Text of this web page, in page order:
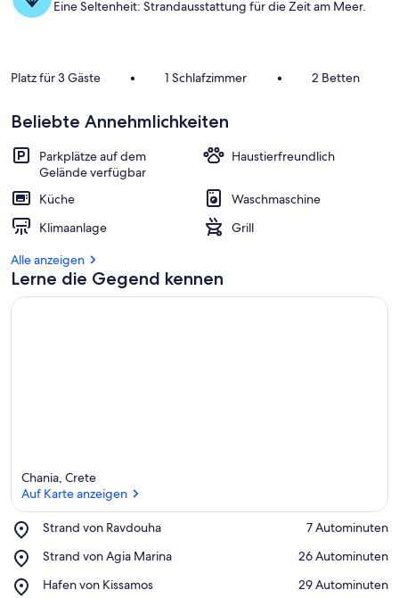
Unterkunftsgelände
Eine Seltenheit: Strandausstattung für die Zeit am Meer.
Platz für 3 Gäste • 1 Schlafzimmer • 2 Betten
Beliebte Annehmlichkeiten
Parkplätze auf dem
Gelände verfügbar
Haustierfreundlich
Küche
Waschmaschine
Klimaanlage
Grill
Alle anzeigen
Lerne die Gegend kennen
Chania, Crete
Auf Karte anzeigen
Strand von Ravdouha
Place,
von
‪7 Autominuten‬
Strand von Agia Marina
Place,
von
‪26 Autominuten‬
Hafen von Kissamos
Place,
‪29 Autominuten‬